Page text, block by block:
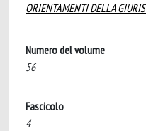
ORIENTAMENTI DELLA
Numero del volume
56
Fascicolo
4